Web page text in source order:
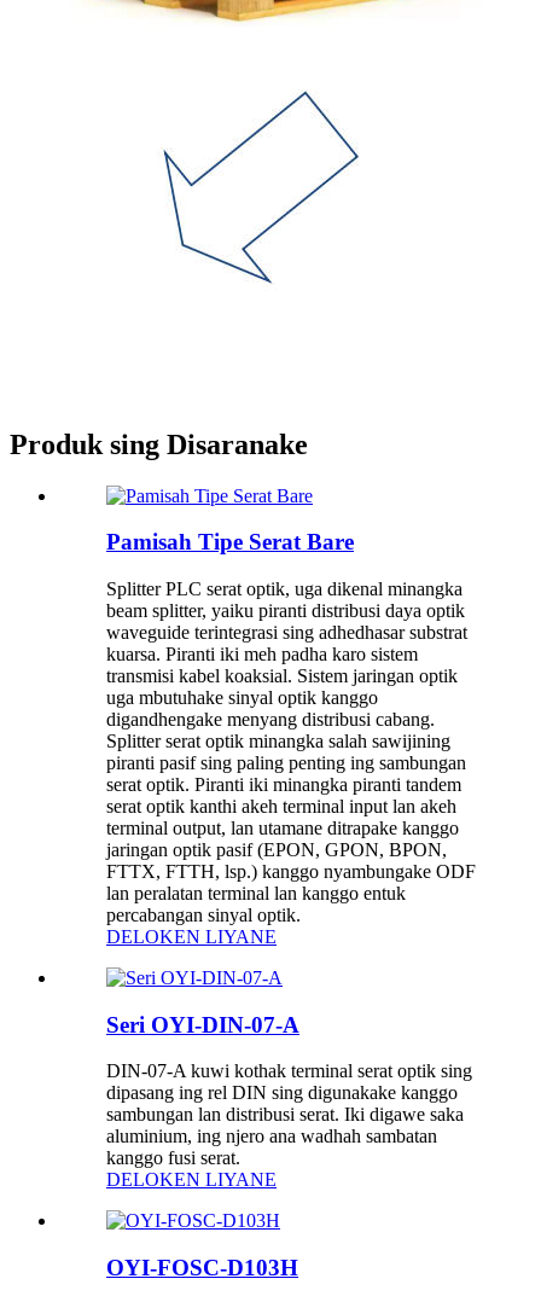
Produk sing Disaranake
Pamisah Tipe Serat Bare
Splitter PLC serat optik, uga dikenal minangka
beam splitter, yaiku piranti distribusi daya optik
waveguide terintegrasi sing adhedhasar substrat
kuarsa. Piranti iki meh padha karo sistem
transmisi kabel koaksial. Sistem jaringan optik
uga mbutuhake sinyal optik kanggo
digandhengake menyang distribusi cabang.
Splitter serat optik minangka salah sawijining
piranti pasif sing paling penting ing sambungan
serat optik. Piranti iki minangka piranti tandem
serat optik kanthi akeh terminal input lan akeh
terminal output, lan utamane ditrapake kanggo
jaringan optik pasif (EPON, GPON, BPON,
FTTX, FTTH, lsp.) kanggo nyambungake ODF
lan peralatan terminal lan kanggo entuk
percabangan sinyal optik.
DELOKEN LIYANE
Seri OYI-DIN-07-A
DIN-07-A kuwi kothak terminal serat optik sing
dipasang ing rel DIN sing digunakake kanggo
sambungan lan distribusi serat. Iki digawe saka
aluminium, ing njero ana wadhah sambatan
kanggo fusi serat.
DELOKEN LIYANE
OYI-FOSC-D103H